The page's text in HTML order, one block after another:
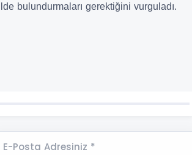
bulundurmaları gerektiğini vurguladı.
E-Posta Adresiniz *